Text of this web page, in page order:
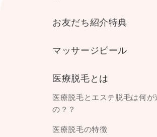
お友だち紹介特典
マッサージピール
医療脱毛とは
医療脱毛とエステ脱毛は何が
の？？
医療脱毛の特徴